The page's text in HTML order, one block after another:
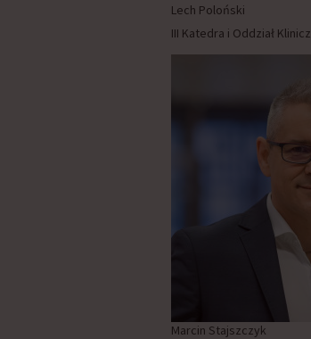
Lech Poloński
III Katedra i Oddział
Marcin Stajszczyk